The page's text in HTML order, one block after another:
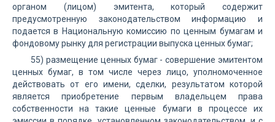
органом (лицом) эмитента, который содержит
предусмотренную законодательством информацию и
подается в Национальную комиссию по ценным бумагам и
фондовому рынку для регистрации выпуска ценных бумаг;
55) размещение ценных бумаг - совершение эмитентом
ценных бумаг, в том числе через лицо, уполномоченное
действовать от его имени, сделки, результатом которой
является приобретение первым владельцем права
собственности на такие ценные бумаги в процессе их